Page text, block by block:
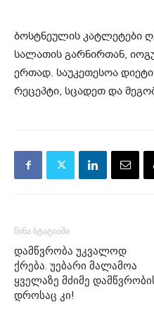
ბოსტნეულის კატლეტები
სალათის გარნირთან,
ერთად. საუკეთესოა
რეცეპტი, სცადეთ და
წინა სტატიაში
დამწვრობა უკვალოდ
ქრება. უებარი მალამოა
ყველაზე მძიმე
დროსაც კი!